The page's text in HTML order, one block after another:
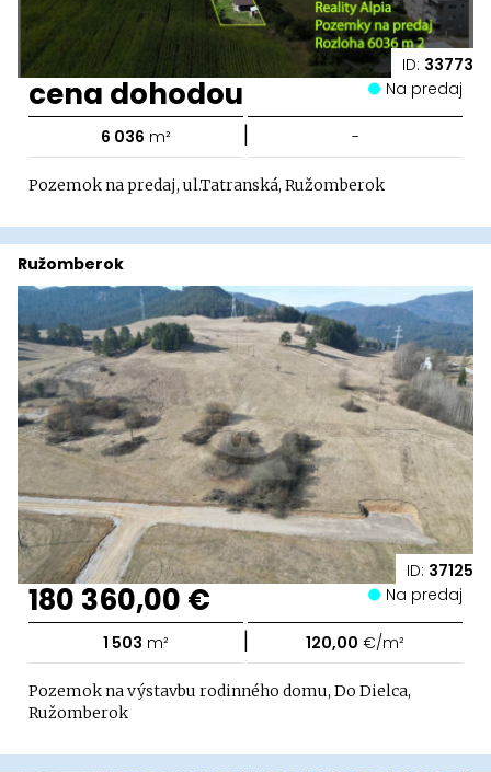
ID: 33773
cena dohodou Na predaj
6 036 m² | -
Pozemok na predaj, ul.Tatranská, Ružomberok
ID: 37125
Ružomberok
180 360,00 € Na predaj
1 503 m² | 120,00 €/m²
Pozemok na výstavbu rodinného domu, Do Dielca,
Ružomberok